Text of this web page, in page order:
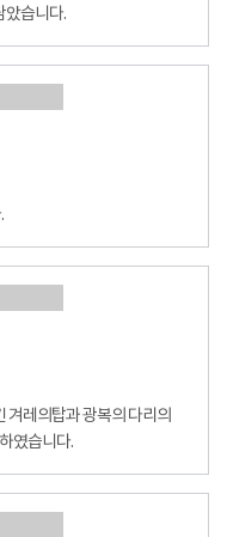
았습니다.
겨레의탑과 광복의 다리의
였습니다.